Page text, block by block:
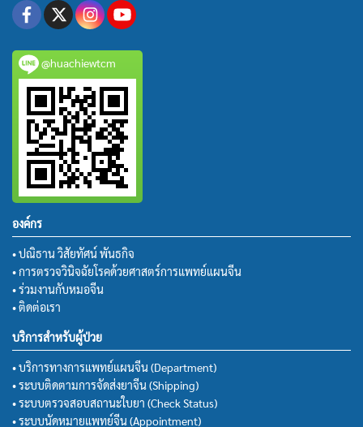
@huachiewtcm
องค์กร
• ปณิธาน วิสัยทัศน์ พันธกิจ
• การตรวจวินิจฉัยโรคด้วยศาสตร์การแพทย์แผนจีน
• ร่วมงานกับหมอจีน
• ติดต่อเรา
บริการสำหรับผู้ป่วย
• บริการทางการแพทย์แผนจีน (Department)
• ระบบติดตามการจัดส่งยาจีน (Shipping)
• ระบบตรวจสอบสถานะใบยา (Check Status)
• ระบบนัดหมายแพทย์จีน (Appointment)